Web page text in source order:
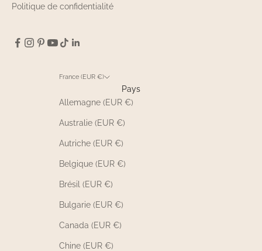
Politique de confidentialité
France (EUR €)
Pays
Allemagne (EUR €)
Australie (EUR €)
Autriche (EUR €)
Belgique (EUR €)
Brésil (EUR €)
Bulgarie (EUR €)
Canada (EUR €)
Chine (EUR €)